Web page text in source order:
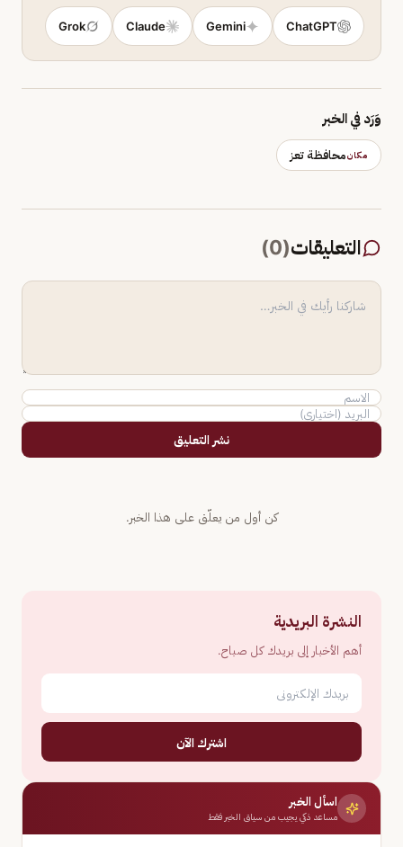
ChatGPT
Gemini
Claude
Grok
وَرَد في الخبر
مكانمحافظة تعز
التعليقات(
0
)
نشر التعليق
كن أول من يعلّق على هذا الخبر.
النشرة البريدية
أهم الأخبار إلى بريدك كل صباح.
اشترك الآن
اسأل الخبر
مساعد ذكي يجيب من سياق الخبر فقط